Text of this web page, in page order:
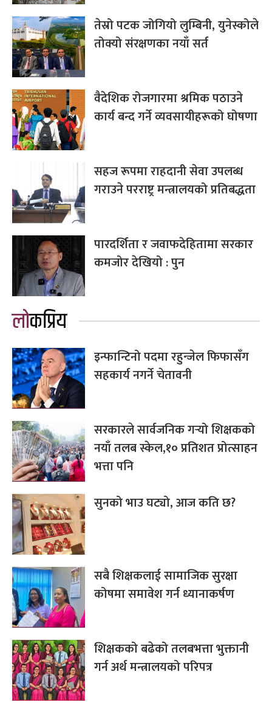
तेस्रो पटक जोगियो लुम्बिनी, युनेस्कोले
तोक्यो संरक्षणका नयाँ सर्त
वैदेशिक रोजगारमा श्रमिक पठाउने
कार्य बन्द गर्ने व्यवसायीहरूको घोषणा
सहज रूपमा राहदानी सेवा उपलब्ध
गराउने परराष्ट्र मन्त्रालयको प्रतिबद्धता
पारदर्शिता र जवाफदेहितामा सरकार
कमजोर देखियो : पुन
लोकप्रिय
इन्फान्टिनो पदमा रहुन्जेल फिफासँग
सहकार्य नगर्ने चेतावनी
सरकारले सार्वजनिक गर्‍यो शिक्षकको
नयाँ तलब स्केल,१० प्रतिशत प्रोत्साहन
भत्ता पनि
सुनको भाउ घट्यो, आज कति छ?
सबै शिक्षकलाई सामाजिक सुरक्षा
कोषमा समावेश गर्न ध्यानाकर्षण
शिक्षकको बढेको तलबभत्ता भुक्तानी
गर्न अर्थ मन्त्रालयको परिपत्र